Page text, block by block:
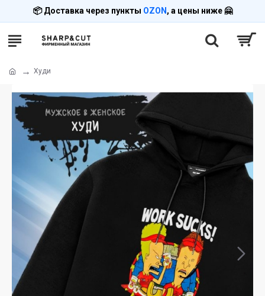
📦 Доставка через пункты OZON , а цены ниже 🤗
Худи